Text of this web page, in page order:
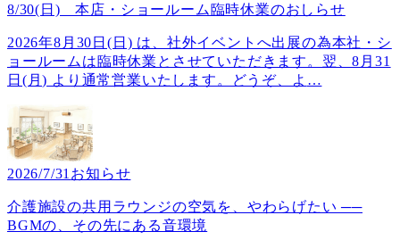
8/30(日) 本店・ショールーム臨時休業のおしらせ
2026年8月30日(日) は、社外イベントへ出展の為本社・シ
ョールームは臨時休業とさせていただきます。翌、8月31
日(月) より通常営業いたします。どうぞ、よ …
2026/7/31 お知らせ
介護施設の共用ラウンジの空気を、やわらげたい ──
BGMの、その先にある音環境